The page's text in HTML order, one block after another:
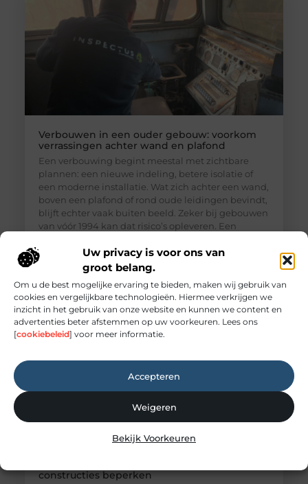
Uw privacy is voor ons van
groot belang.
Om u de best mogelijke ervaring te bieden, maken wij gebruik van
cookies en vergelijkbare technologieën. Hiermee verkrijgen we
inzicht in het gebruik van onze website en kunnen we content en
advertenties beter afstemmen op uw voorkeuren. Lees ons
[cookiebeleid] voor meer informatie.
Accepteren
Weigeren
Bekijk Voorkeuren
Verbouwen in een ouder gebouw: voorkom
verrassingen achter wand en plafond
Een verbouwing begint meestal met zichtbare
plannen: een nieuwe indeling, betere isolatie of
een moderne installatie. Wat zich achter een wand,
boven een plafond of rond oude leidingen bevindt,
blijft echter vaak buiten beeld. Zeker bij gebouwen
van vóór 1994 kan dat risico’s opleveren. Een
verdachte materialen vooraf in kaart, zodat
werkzaamheden niet onverwacht hoeven te
constructies beperken